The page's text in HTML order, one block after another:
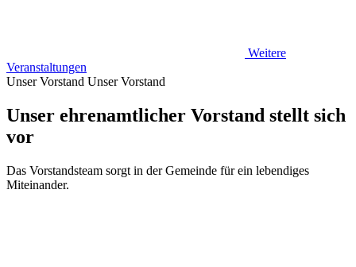
Weitere
Veranstaltungen
Unser Vorstand Unser Vorstand
Unser ehrenamtlicher Vorstand stellt sich
vor
Das Vorstandsteam sorgt in der Gemeinde für ein lebendiges
Miteinander.